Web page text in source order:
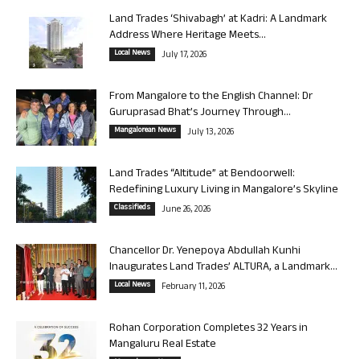
Land Trades ‘Shivabagh’ at Kadri: A Landmark
Address Where Heritage Meets...
Local News July 17, 2026
From Mangalore to the English Channel: Dr
Guruprasad Bhat’s Journey Through...
Mangalorean News July 13, 2026
Land Trades “Altitude” at Bendoorwell:
Redefining Luxury Living in Mangalore’s Skyline
Classifieds June 26, 2026
Chancellor Dr. Yenepoya Abdullah Kunhi
Inaugurates Land Trades’ ALTURA, a Landmark...
Local News February 11, 2026
Rohan Corporation Completes 32 Years in
Mangaluru Real Estate